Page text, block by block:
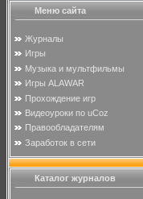
Меню сайта
Журналы
Игры
Музыка и мультфильмы
Игры ALAWAR
Прохождение игр
Видеоуроки по uCoz
Правообладателям
Заработок в сети
Каталог журналов